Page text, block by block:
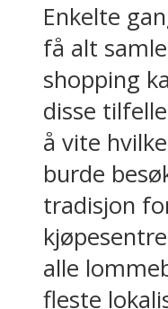
Enkelte
få alt
shopping
disse
å vite
burde
tradisjon
alle
fleste